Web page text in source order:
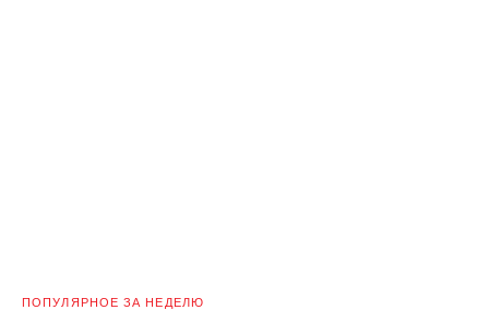
ПОПУЛЯРНОЕ ЗА НЕДЕЛЮ